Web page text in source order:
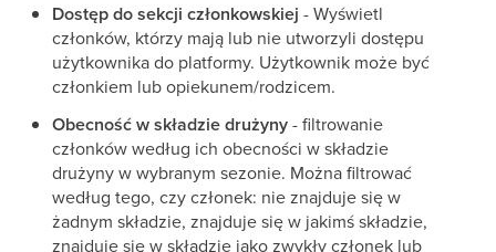
Dostęp do sekcji członkowskiej - Wyświetl
członków, którzy mają lub nie utworzyli dostępu
użytkownika do platformy. Użytkownik może być
członkiem lub opiekunem/rodzicem.
Obecność w składzie drużyny- filtrowanie
członków według ich obecności w składzie
drużyny w wybranym sezonie. Można filtrować
według tego, czy członek: nie znajduje się w
żadnym składzie, znajduje się w jakimś składzie,
znajduje się w składzie jako zwykły członek lub